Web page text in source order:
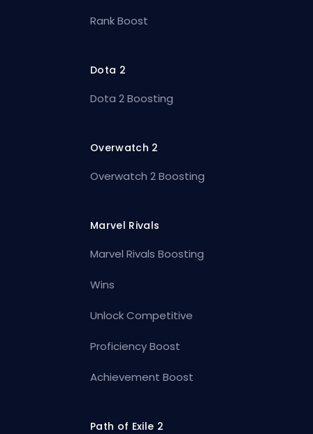
Rank Boost
Dota 2
Dota 2 Boosting
Overwatch 2
Overwatch 2 Boosting
Marvel Rivals
Marvel Rivals Boosting
Wins
Unlock Competitive
Proficiency Boost
Achievement Boost
Path of Exile 2